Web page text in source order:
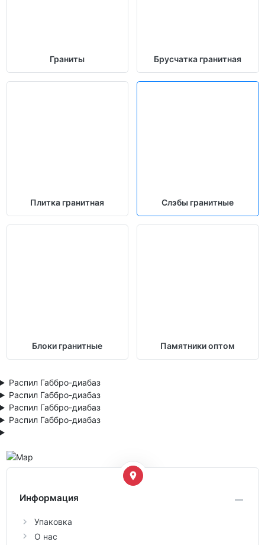
Граниты Брусчатка гранитная
Плитка гранитная Слэбы гранитные
Блоки гранитные Памятники оптом
Распил Габбро-диабаз
Распил Габбро-диабаз
Распил Габбро-диабаз
Распил Габбро-диабаз
Информация
Упаковка
О нас